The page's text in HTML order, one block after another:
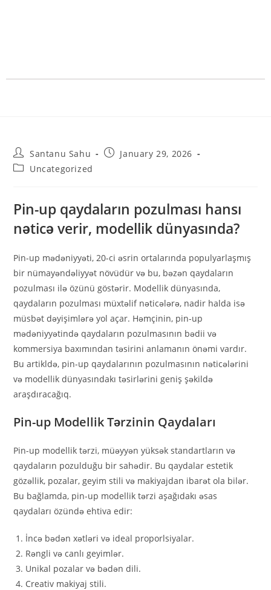
Santanu Sahu
January 29, 2026
Uncategorized
Pin-up qaydaların pozulması hansı
nəticə verir, modellik dünyasında?
Pin-up mədəniyyəti, 20-ci əsrin ortalarında populyarlaşmış
bir nümayəndəliyyət növüdür və bu, bəzən qaydaların
pozulması ilə özünü göstərir. Modellik dünyasında,
qaydaların pozulması müxtəlif nəticələrə, nadir halda isə
müsbət dəyişimlərə yol açar. Həmçinin, pin-up
mədəniyyətində qaydaların pozulmasının bədii və
kommersiya baxımından təsirini anlamanın önəmi vardır.
Bu artikldə, pin-up qaydalarının pozulmasının nəticələrini
və modellik dünyasındakı təsirlərini geniş şəkildə
araşdıracağıq.
Pin-up Modellik Tərzinin Qaydaları
Pin-up modellik tərzi, müəyyən yüksək standartların və
qaydaların pozulduğu bir sahədir. Bu qaydalar estetik
gözəllik, pozalar, geyim stili və makiyajdan ibarət ola bilər.
Bu bağlamda, pin-up modellik tərzi aşağıdakı əsas
qaydaları özündə ehtiva edir:
İncə bədən xətləri və ideal proporlsiyalar.
Rəngli və canlı geyimlər.
Unikal pozalar və bədən dili.
Creativ makiyaj stili.